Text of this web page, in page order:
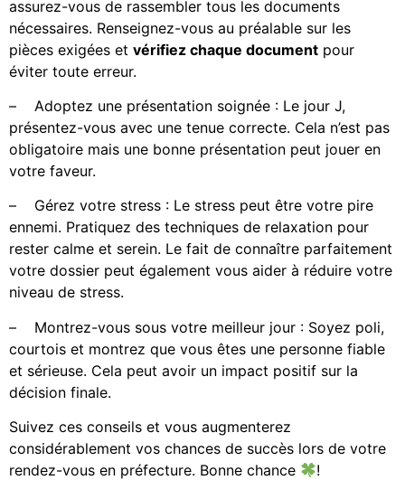
assurez-vous de rassembler tous les documents
nécessaires. Renseignez-vous au préalable sur les
pièces exigées et vérifiez chaque document pour
éviter toute erreur.
–
Adoptez une présentation soignée : Le jour J,
présentez-vous avec une tenue correcte. Cela n’est pas
obligatoire mais une bonne présentation peut jouer en
votre faveur.
–
Gérez votre stress : Le stress peut être votre pire
ennemi. Pratiquez des techniques de relaxation pour
rester calme et serein. Le fait de connaître parfaitement
votre dossier peut également vous aider à réduire votre
niveau de stress.
–
Montrez-vous sous votre meilleur jour : Soyez poli,
courtois et montrez que vous êtes une personne fiable
et sérieuse. Cela peut avoir un impact positif sur la
décision finale.
Suivez ces conseils et vous augmenterez
considérablement vos chances de succès lors de votre
rendez-vous en préfecture. Bonne chance
!